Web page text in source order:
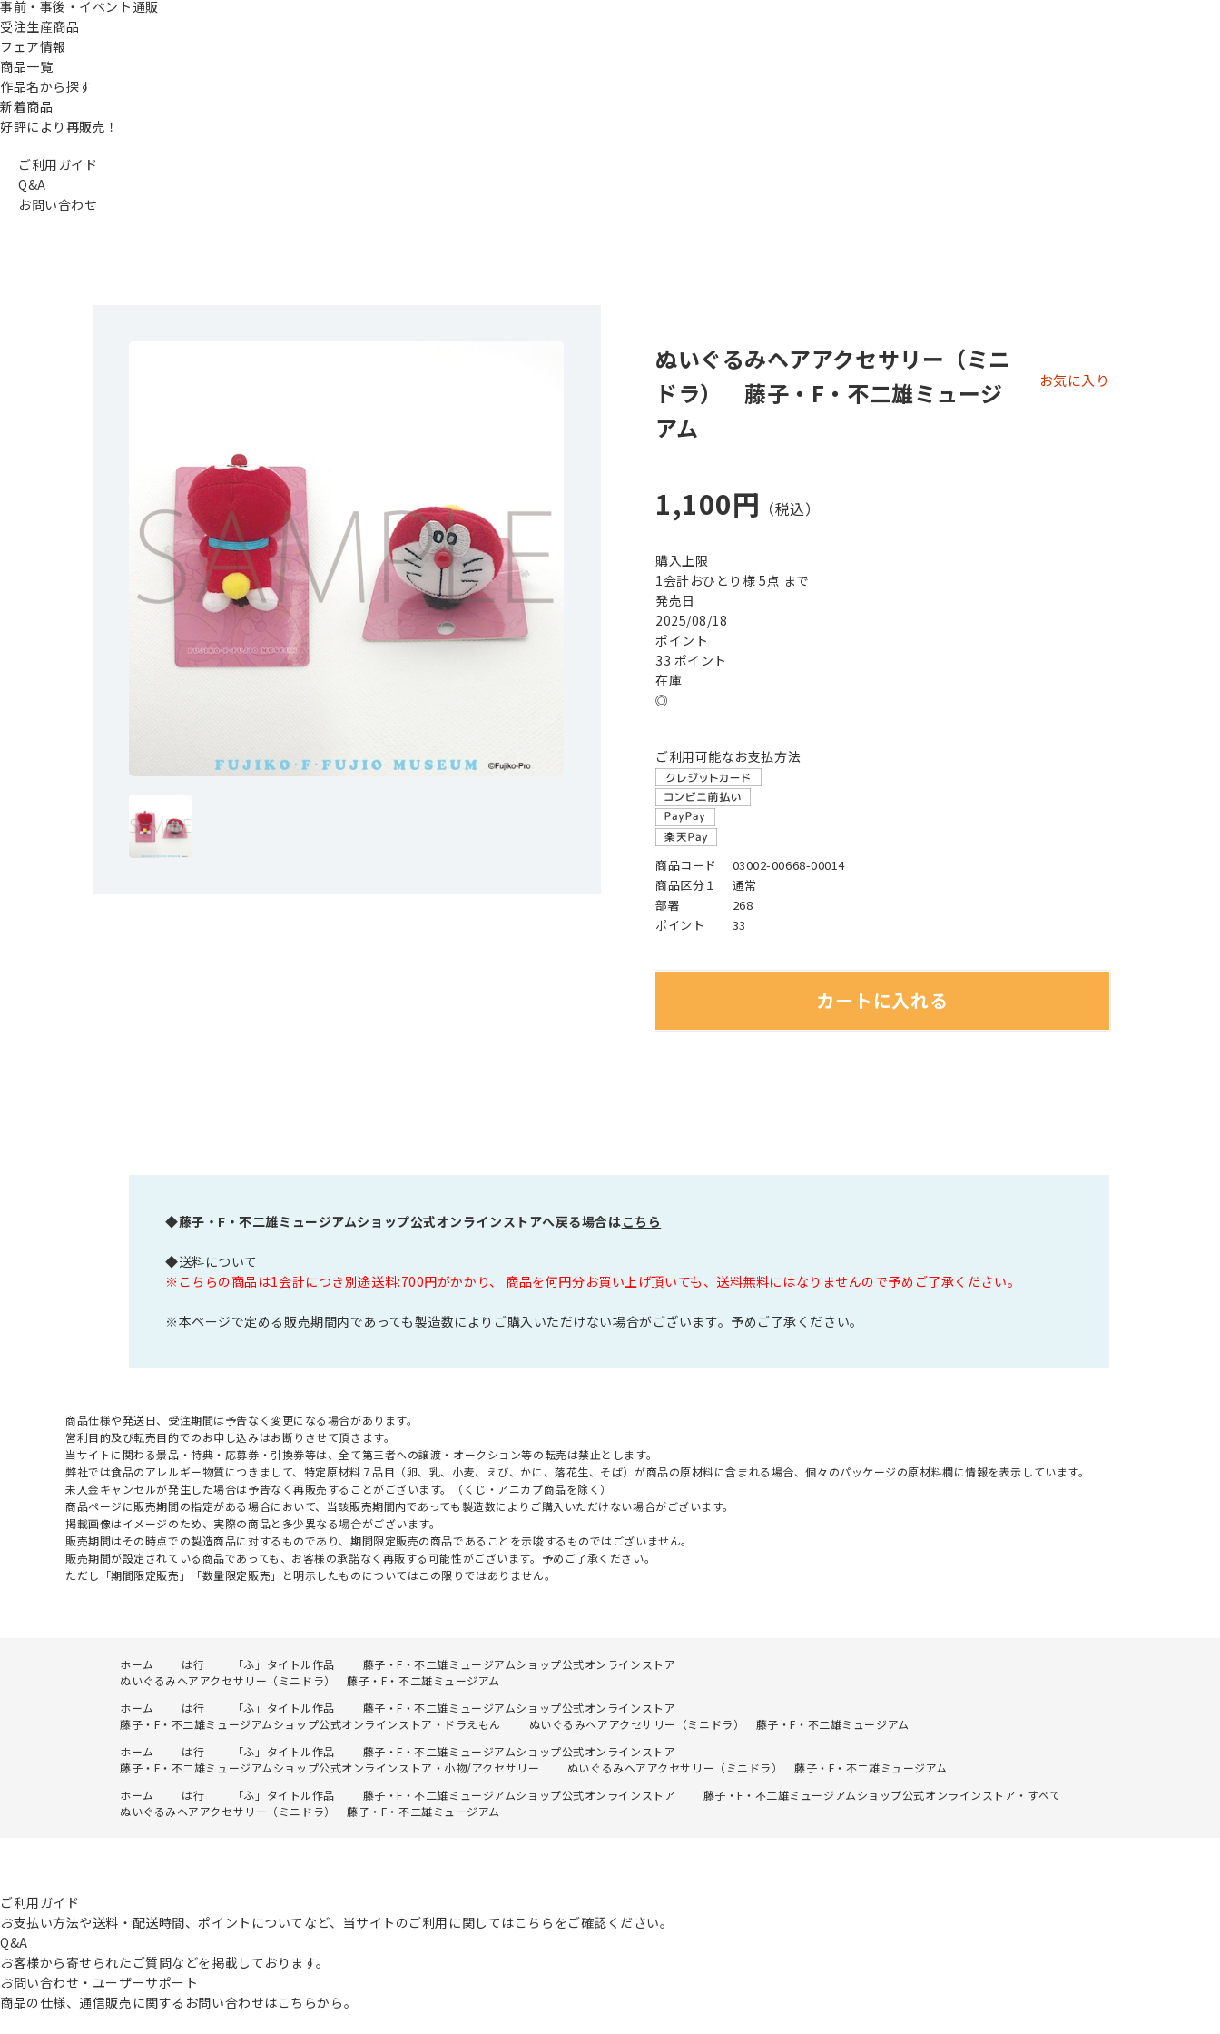
事前・事後・イベント通販
受注生産商品
フェア情報
商品一覧
作品名から探す
新着商品
好評により再販売！
ご利用ガイド
Q&A
お問い合わせ
ぬいぐるみヘアアクセサリー（ミニ
ドラ） 藤子・F・不二雄ミュージ
アム
お気に入り
1,100円
購入上限
1会計おひとり様 5点 まで
発売日
2025/08/18
ポイント
33 ポイント
在庫
◎
ご利用可能なお支払方法
商品コード
03002-00668-00014
商品区分１
通常
部署
268
ポイント
33
カートに入れる
◆藤子・F・不二雄ミュージアムショップ公式オンラインストアへ戻る場合はこちら
◆送料について
※こちらの商品は1会計につき別途送料:700円がかかり、 商品を何円分お買い上げ頂いても、送料無料にはなりませんので予めご了承ください。
※本ページで定める販売期間内であっても製造数によりご購入いただけない場合がございます。予めご了承ください。
商品仕様や発送日、受注期間は予告なく変更になる場合があります。
営利目的及び転売目的でのお申し込みはお断りさせて頂きます。
当サイトに関わる景品・特典・応募券・引換券等は、全て第三者への譲渡・オークション等の転売は禁止とします。
弊社では食品のアレルギー物質につきまして、特定原材料７品目（卵、乳、小麦、えび、かに、落花生、そば）が商品の原材料に含まれる場合、個々のパッケージの原材料欄に情報を表示しています。
未入金キャンセルが発生した場合は予告なく再販売することがございます。（くじ・アニカプ商品を除く）
商品ページに販売期間の指定がある場合において、当該販売期間内であっても製造数によりご購入いただけない場合がございます。
掲載画像はイメージのため、実際の商品と多少異なる場合がございます。
販売期間はその時点での製造商品に対するものであり、期間限定販売の商品であることを示唆するものではございません。
販売期間が設定されている商品であっても、お客様の承諾なく再販する可能性がございます。予めご了承ください。
ただし「期間限定販売」「数量限定販売」と明示したものについてはこの限りではありません。
ホーム は行 「ふ」タイトル作品
藤子・F・不二雄ミュージアムショップ公式オンラインストア
ぬいぐるみヘアアクセサリー（ミニドラ） 藤子・F・不二雄ミュージアム
ホーム
は行 「ふ」タイトル作品
藤子・F・不二雄ミュージアムショップ公式オンラインストア
藤子・F・不二雄ミュージアムショップ公式オンラインストア・ドラえもん
ぬいぐるみヘアアクセサリー（ミニドラ） 藤子・F・不二雄ミュージアム
ホーム
は行 「ふ」タイトル作品
藤子・F・不二雄ミュージアムショップ公式オンラインストア
藤子・F・不二雄ミュージアムショップ公式オンラインストア・小物/アクセサリー
ぬいぐるみヘアアクセサリー（ミニドラ） 藤子・F・不二雄ミュージアム
ホーム
は行 「ふ」タイトル作品 藤子・F・不二雄ミュージアムショップ公式オンラインストア
藤子・F・不二雄ミュージアムショップ公式オンラインストア・すべて
ぬいぐるみヘアアクセサリー（ミニドラ） 藤子・F・不二雄ミュージアム
ご利用ガイド
お支払い方法や送料・配送時間、ポイントについてなど、当サイトのご利用に関してはこちらをご確認ください。
Q&A
お客様から寄せられたご質問などを掲載しております。
お問い合わせ・ユーザーサポート
商品の仕様、通信販売に関するお問い合わせはこちらから。